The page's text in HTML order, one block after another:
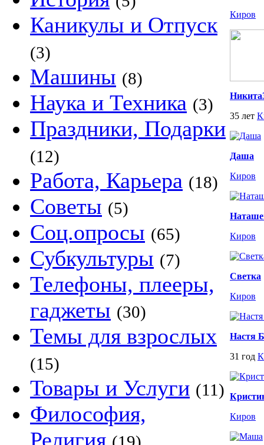
Каникулы и Отпуск
(3)
Машины (8)
Наука и Техника (3)
Праздники, Подарки
(12)
Работа, Карьера (18)
Советы (5)
Соц.опросы (65)
Субкультуры (7)
Телефоны, плееры,
гаджеты (30)
Темы для взрослых
(15)
Товары и Услуги (11)
Философия,
Религия
Киров
35 лет
Даша
Киров
Киров
Светка
Киров
Настя
31 год
Киров